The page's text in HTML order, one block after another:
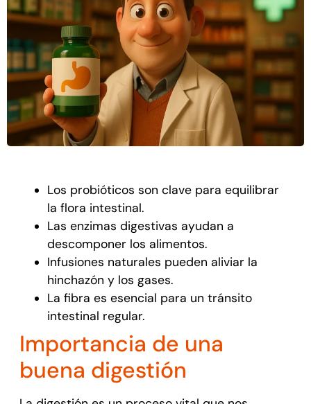
Los probióticos son clave para equilibrar
la flora intestinal.
Las enzimas digestivas ayudan a
descomponer los alimentos.
Infusiones naturales pueden aliviar la
hinchazón y los gases.
La fibra es esencial para un tránsito
intestinal regular.
Importancia de una
buena digestión